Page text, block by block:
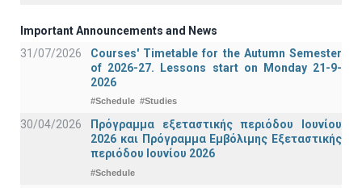
Important Announcements and News
31/07/2026
Courses' Timetable for the Autumn Semester
of 2026-27. Lessons start on Monday 21-9-
2026
#Schedule #Studies
30/04/2026
Πρόγραμμα εξεταστικής περιόδου Ιουνίου
2026 και Πρόγραμμα Εμβόλιμης Εξεταστικής
περιόδου Ιουνίου 2026
#Schedule